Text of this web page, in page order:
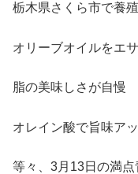
栃木県さくら市で養
オリーブオイルをエ
脂の美味しさが自慢
オレイン酸で旨味ア
等々、3月13日の満